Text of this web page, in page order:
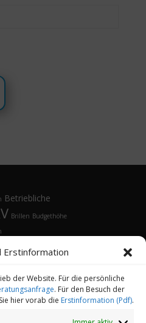
Erstinformation
der Website. Für die persönliche
. Für den Besuch der
hier vorab die Erstinformation (Pdf).
Betriebliche
Brillen Budgethöhe
Vorteile